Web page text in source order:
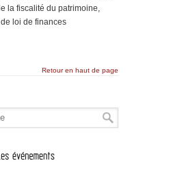
la fiscalité du patrimoine,
loi de finances
Retour en haut de page